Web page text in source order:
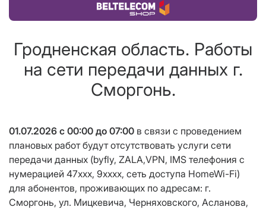
Купить товар
Гродненская область. Работы
на сети передачи данных г.
Сморгонь.
01.07.2026 с 00:00 до 07:00 в связи с проведением
плановых работ будут отсутствовать услуги сети
передачи данных (byfly, ZALA,VPN, IMS телефония с
нумерацией 47xxx, 9хxxx, сеть доступа HomeWi-Fi)
для абонентов, проживающих по адресам: г.
Сморгонь, ул. Мицкевича, Черняховского, Асланова,